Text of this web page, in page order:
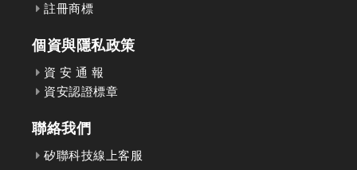
註冊商標
個資與隱私政策
資 安 通 報
資安認證標章
聯絡我們
矽聯科技線上客服